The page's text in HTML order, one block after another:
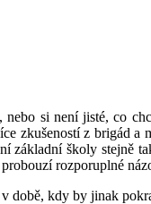
si není jisté, co
zkušeností z brigád a
základní školy stejně
rozporuplné
době, kdy by jinak